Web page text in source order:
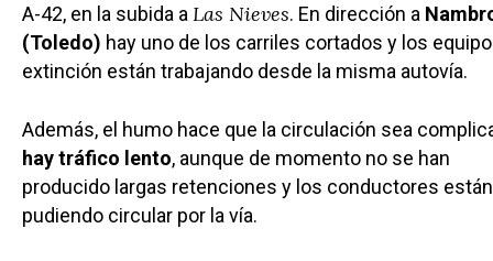
A-42, en la subida aLas Nieves. En dirección a
(Toledo) hay uno de los carriles cortados y los
extinción están trabajando desde la misma autovía.
Además, el humo hace que la circulación sea
hay tráfico lento, aunque de momento no se han
producido largas retenciones y los conductores están
pudiendo circular por la vía.